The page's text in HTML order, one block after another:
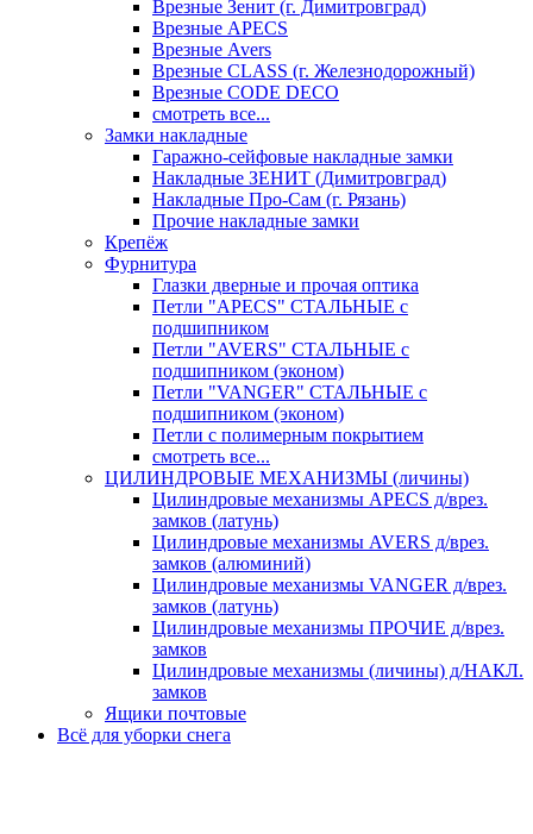
Врезные Зенит (г. Димитровград)
Врезные APECS
Врезные Avers
Врезные CLASS (г. Железнодорожный)
Врезные CODE DECO
смотреть все...
Замки накладные
Гаражно-сейфовые накладные замки
Накладные ЗЕНИТ (Димитровград)
Накладные Про-Сам (г. Рязань)
Прочие накладные замки
Крепёж
Фурнитура
Глазки дверные и прочая оптика
Петли "APECS" СТАЛЬНЫЕ с
подшипником
Петли "AVERS" СТАЛЬНЫЕ с
подшипником (эконом)
Петли "VANGER" СТАЛЬНЫЕ с
подшипником (эконом)
Петли с полимерным покрытием
смотреть все...
ЦИЛИНДРОВЫЕ МЕХАНИЗМЫ (личины)
Цилиндровые механизмы APECS д/врез.
замков (латунь)
Цилиндровые механизмы AVERS д/врез.
замков (алюминий)
Цилиндровые механизмы VANGER д/врез.
замков (латунь)
Цилиндровые механизмы ПРОЧИЕ д/врез.
замков
Цилиндровые механизмы (личины) д/НАКЛ.
замков
Ящики почтовые
Всё для уборки снега